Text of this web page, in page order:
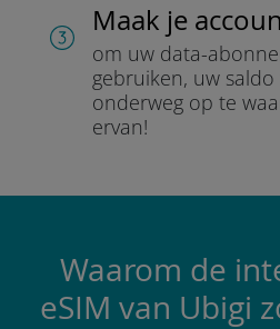
Maak je
om uw data-
gebruiken, uw
onderweg op te
ervan!
Waarom de
eSIM van Ubigi